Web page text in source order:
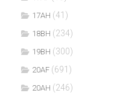
17AH (41)
18BH (234)
19BH (300)
20AF (691)
20AH (246)